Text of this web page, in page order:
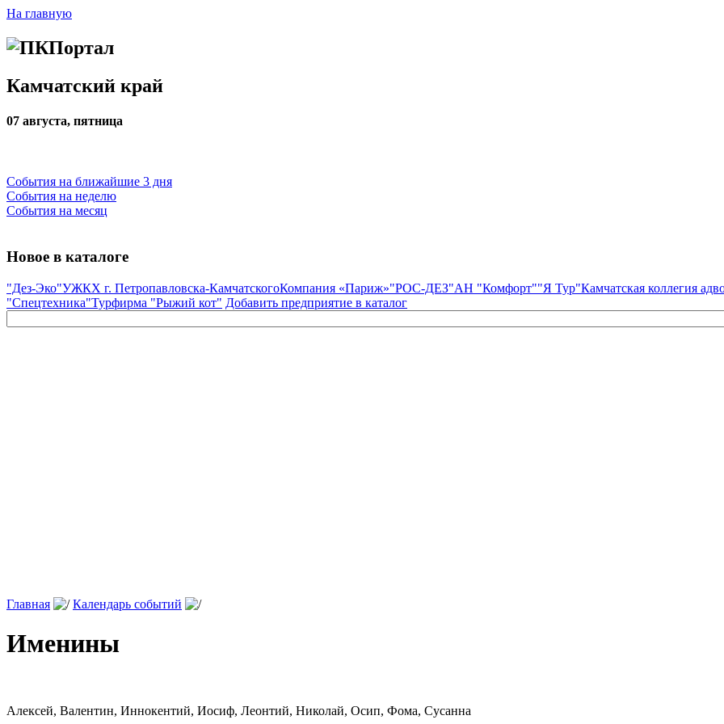
На главную
Камчатский край
07 августа, пятница
События на ближайшие 3 дня
События на неделю
События на месяц
Новое в каталоге
"Дез-Эко"УЖКХ г. Петропавловска-КамчатскогоКомпания «Париж»"РОС-ДЕЗ"АН "Комфорт""Я Тур"Камчатская коллегия
"Спецтехника"Турфирма "Рыжий кот" Добавить предприятие в каталог
Главная Календарь событий
Именины
Алексей, Валентин, Иннокентий, Иосиф, Леонтий, Николай, Осип, Фома, Сусанна